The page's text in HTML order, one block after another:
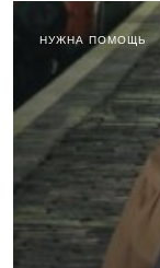
НУЖНА ПОМОЩЬ